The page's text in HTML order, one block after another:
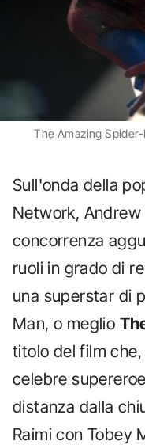
The Amazing
Sull'onda della
Network,
concorrenza
ruoli in grado di
una superstar di
Man, o meglio
titolo del film
celebre
distanza dalla
Raimi con Tobey